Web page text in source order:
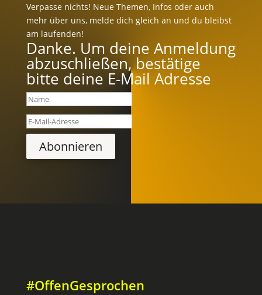
Verpasse nichts! Neue Themen, Infos oder auch
mehr über uns, melde dich gleich an und du bleibst
am laufenden!
Danke. Um deine Anmeldung
abzuschließen, bestätige
bitte deine E-Mail Adresse
Abonnieren
#OffenGesprochen